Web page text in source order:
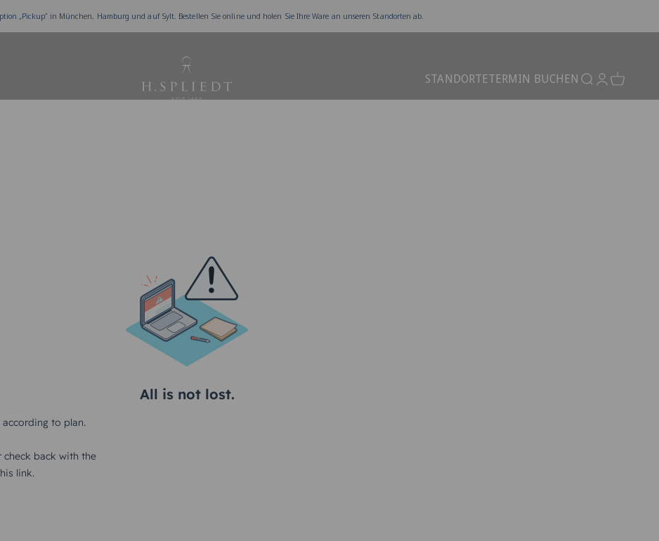
„Pickup” in München, Hamburg und auf Sylt. Bestellen Sie online und holen Sie Ihre Ware an unseren Standorten ab.
Juwelier Spliedt
STANDORTETERMIN BUCHEN SuchenAnmelden
Warenkorb